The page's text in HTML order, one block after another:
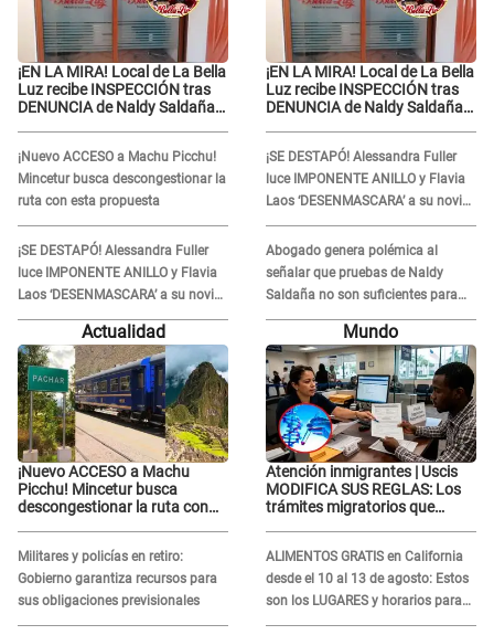
¡EN LA MIRA! Local de La Bella
Luz recibe INSPECCIÓN tras
DENUNCIA de Naldy Saldaña
¡Nuevo ACCESO a Machu Picchu!
Mincetur busca descongestionar la
ruta con esta propuesta
¡SE DESTAPÓ! Alessandra Fuller
luce IMPONENTE ANILLO y Flavia
Laos ‘DESENMASCARA’ a su novio
extranjero: “Es su colágeno”
¡EN LA MIRA! Local de La Bella
Luz recibe INSPECCIÓN tras
DENUNCIA de Naldy Saldaña
¡SE DESTAPÓ! Alessandra Fuller
luce IMPONENTE ANILLO y Flavia
Laos ‘DESENMASCARA’ a su novio
extranjero: “Es su colágeno”
Abogado genera polémica al
señalar que pruebas de Naldy
Saldaña no son suficientes para
condenar a César Sánchez: "No
justifica ser un delito"
Actualidad
¡Nuevo ACCESO a Machu
Picchu! Mincetur busca
descongestionar la ruta con
Militares y policías en retiro:
Gobierno garantiza recursos para
sus obligaciones previsionales
Mundo
Atención inmigrantes | Uscis
MODIFICA SUS REGLAS: Los
trámites migratorios que
ALIMENTOS GRATIS en California
desde el 10 al 13 de agosto: Estos
son los LUGARES y horarios para
recibir la ayuda